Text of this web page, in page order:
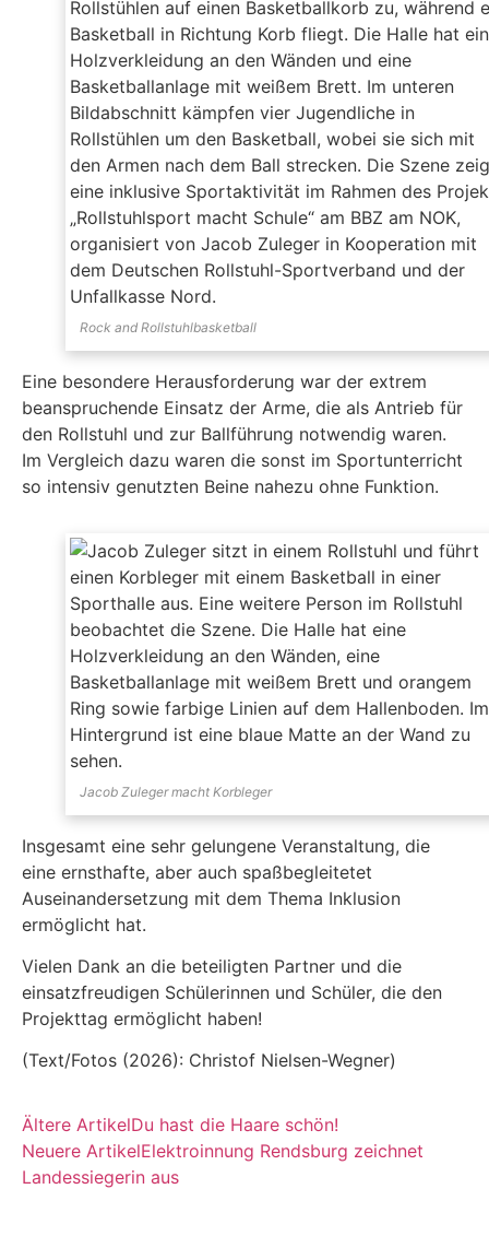
Rock and Rollstuhlbasketball
Eine besondere Herausforderung war der extrem
beanspruchende Einsatz der Arme, die als Antrieb für
den Rollstuhl und zur Ballführung notwendig waren.
Im Vergleich dazu waren die sonst im Sportunterricht
so intensiv genutzten Beine nahezu ohne Funktion.
Jacob Zuleger macht Korbleger
Insgesamt eine sehr gelungene Veranstaltung, die
eine ernsthafte, aber auch spaßbegleitetet
Auseinandersetzung mit dem Thema Inklusion
ermöglicht hat.
Vielen Dank an die beteiligten Partner und die
einsatzfreudigen Schülerinnen und Schüler, die den
Projekttag ermöglicht haben!
(Text/Fotos (2026): Christof Nielsen-Wegner)
Ältere ArtikelDu hast die Haare schön!
Neuere ArtikelElektroinnung Rendsburg zeichnet
Landessiegerin aus